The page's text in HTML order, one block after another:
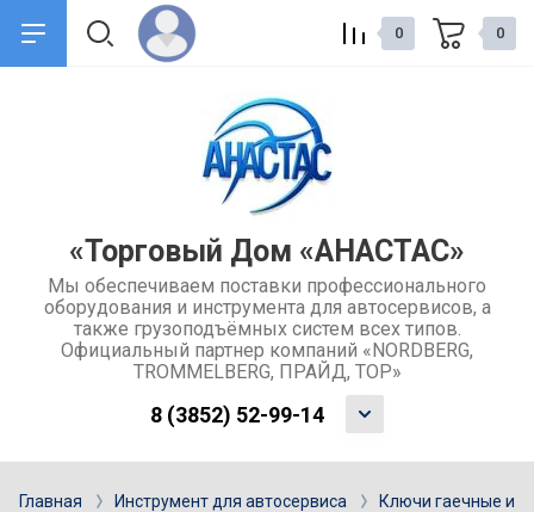
Контакты
Отзывы
Учредительные документы
Сервис и поддержка
Обмен и возврат товара
Каталоги
Ремонт и услуги
Гарантия
«Торговый Дом «АНАСТАС»
Мы обеспечиваем поставки профессионального
оборудования и инструмента для автосервисов, а
также грузоподъёмных систем всех типов.
Официальный партнер компаний «NORDBERG,
TROMMELBERG, ПРАЙД, ТОР»
8 (3852) 52-99-14
0 0
Главная Инструмент для автосервиса Ключи гаечные и